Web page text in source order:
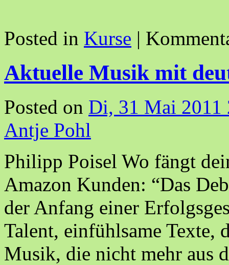
Posted in Kurse |
Aktuelle Musik mit
Posted on Di, 31 Mai 2011
Antje Pohl
Philipp Poisel Wo fängt
Amazon Kunden: “Das
der Anfang einer
Talent, einfühlsame Texte,
Musik, die nicht mehr